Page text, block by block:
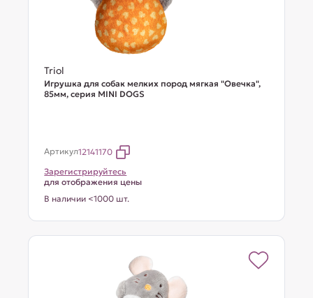
Triol
Игрушка для собак мелких пород мягкая "Овечка",
85мм, серия MINI DOGS
Артикул12141170
Зарегистрируйтесь
для отображения цены
В наличии <1000 шт.